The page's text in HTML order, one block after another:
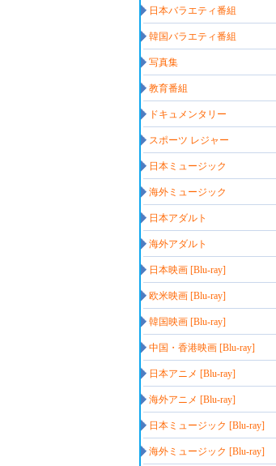
日本バラエティ番組
韓国バラエティ番組
写真集
教育番組
ドキュメンタリー
スポーツ レジャー
日本ミュージック
海外ミュージック
日本アダルト
海外アダルト
日本映画 [Blu-ray]
欧米映画 [Blu-ray]
韓国映画 [Blu-ray]
中国・香港映画 [Blu-ray]
日本アニメ [Blu-ray]
海外アニメ [Blu-ray]
日本ミュージック [Blu-ray]
海外ミュージック [Blu-ray]